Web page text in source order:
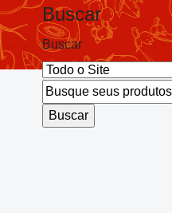
Buscar
Buscar